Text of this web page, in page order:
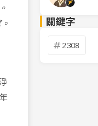
關鍵字
2308